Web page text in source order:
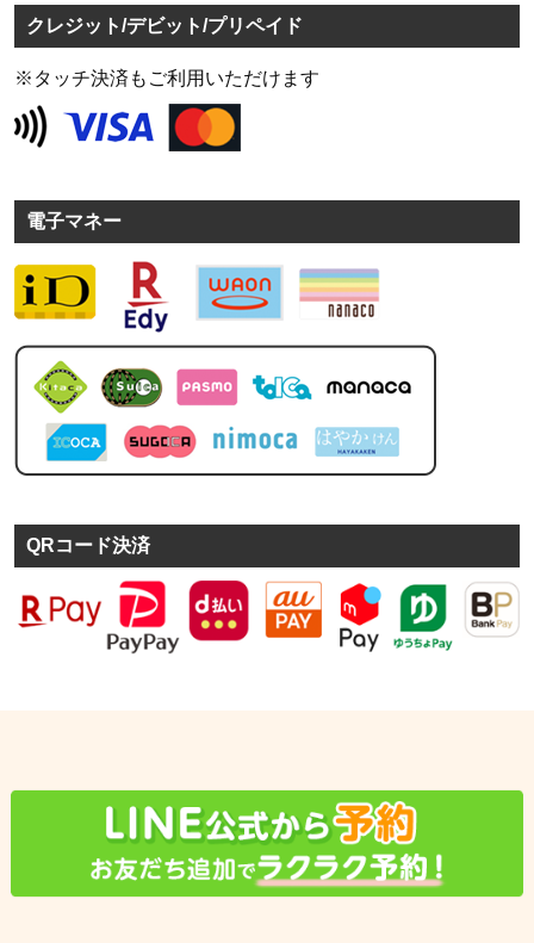
クレジット/デビット/プリペイド
※タッチ決済もご利用いただけます
電子マネー
QRコード決済